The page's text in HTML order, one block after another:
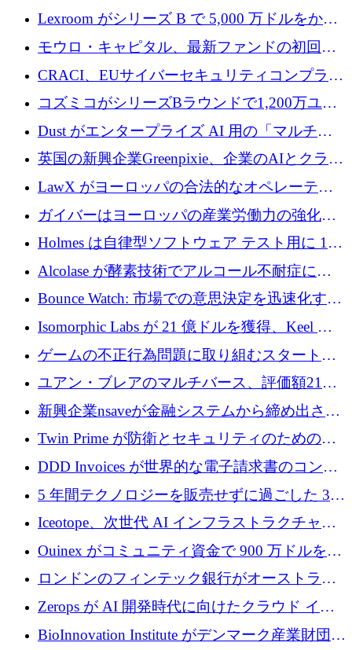
Lexroom がシリーズ B で 5,000 万ドルをかけ
てヨーロッパ大陸法用の法律 AI を構築
モウロ・キャピタル、最新ファンドの初回ク
ローズで4億ドルを確保
CRACI、EUサイバーセキュリティコンプライ
アンスプラットフォームのために140万ユーロ
コズミコがシリーズBラウンドで1,200万ユー
ロを調達
Dust がエンタープライズ AI 用の「マルチプ
レイヤー」オペレーティング システムを構築
するシリーズ B で 4,000 万ドルを調達
英国の新興企業Greenpixie、企業のAIとクラウ
ドのエネルギー無駄を削減するために470万ポ
ンドを調達
LawX がヨーロッパの合法的なオペレーティ
ング システムを構築するために 750 万ユーロ
を調達
ガイバーはヨーロッパの産業労働力の強化に
貢献するために 140 万ユーロを獲得
Holmes は自律型ソフトウェア テスト用に 110
万ユーロのプレシードを提供して開始
Alcolase が酵素技術でアルコール不耐症に取
り組むために 150 万ユーロを調達
Bounce Watch: 市場での意思決定を迅速化する
ためのインテリジェンス層を構築する
Isomorphic Labs が 21 億ドルを獲得、Keel の
ネオバンク後の軸、ポーランドのソフトウェ
ア進化
ゲームの不正行為問題に取り組むスタートア
ップを紹介する
ユアン・ブレアのマルチバース、評価額21億
ドルで7,000万ドルを調達
新興企業nsaveが金融システムから締め出され
たシリア人に国際銀行アクセスをもたらす
Twin Prime が防衛とセキュリティのためのフ
ロンティア AI モデルを構築するために 1,000
万ドルのプレシードを獲得
DDD Invoices が世界的な電子請求書のコンプ
ライアンスを簡素化するために 131 万ユーロ
を調達
5 年間テクノロジーを販売せずに過ごした 3D
プリンティングのスタートアップを紹介しま
Iceotope、次世代 AI インフラストラクチャの
冷却を促進するために 2,600 万ドルを調達
Ouinex がコミュニティ資金で 900 万ドルを達
成、トークン プラットフォームを開始
ロンドンのフィンテック銀行がオーストラリ
アのトップ企業金融業者に買収
Zerops が AI 開発時代に向けたクラウド イン
フラストラクチャを再構築するために 200 万
BioInnovation Institute がデンマーク産業財団か